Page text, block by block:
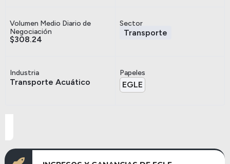
Volumen Medio Diario de
Negociación
$308.24
Sector
Transporte
Industria
Transporte Acuático
Papeles
EGLE